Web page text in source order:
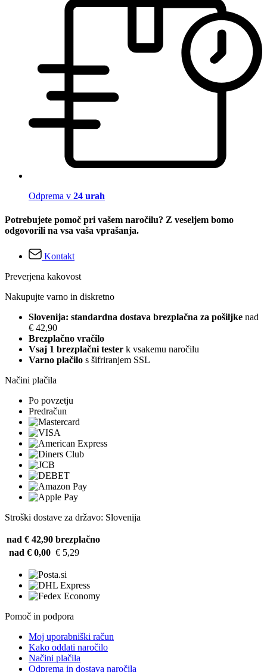
Odprema v 24 urah
Potrebujete pomoč pri vašem naročilu? Z veseljem bomo
odgovorili na vsa vaša vprašanja.
Kontakt
Preverjena kakovost
Nakupujte varno in diskretno
Slovenija: standardna dostava brezplačna za pošiljke nad
€ 42,90
Brezplačno vračilo
Vsaj 1 brezplačni tester k vsakemu naročilu
Varno plačilo s šifriranjem SSL
Načini plačila
Po povzetju
Predračun
Stroški dostave za državo: Slovenija
nad € 42,90 brezplačno
nad € 0,00 € 5,29
Pomoč in podpora
Moj uporabniški račun
Kako oddati naročilo
Načini plačila
Odprema in dostava naročila